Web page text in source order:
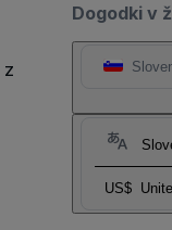
Dogodki v
US$
z